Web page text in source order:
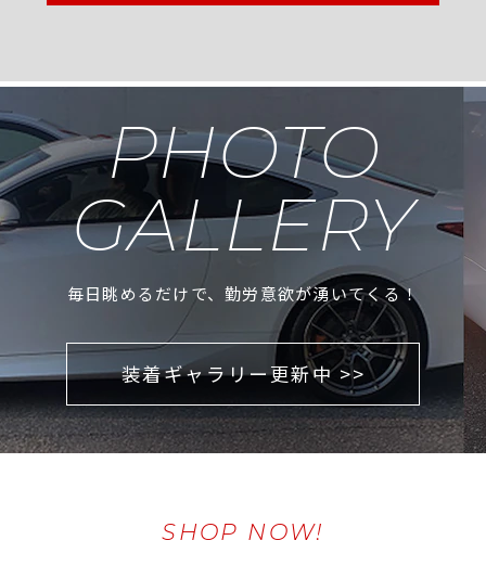
PHOTO
GALLERY
毎日眺めるだけで、勤労意欲が湧いてくる！
装着ギャラリー更新中 >>
SHOP NOW!